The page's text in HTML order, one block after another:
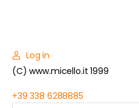
Log in
(C) www.micello.it 1999
+39 338 6288885